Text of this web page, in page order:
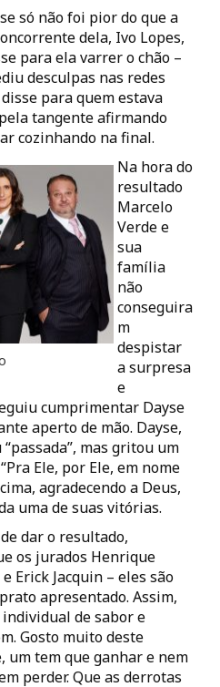
só não foi pior do que a
dela, Ivo Lopes,
para ela varrer o chão –
desculpas nas redes
para quem estava
tangente afirmando
cozinhando na final.
Na hora do
resultado
Marcelo
Verde e
sua
família
não
conseguira
m
despistar
a surpresa
e
cumprimentar Dayse
aperto de mão. Dayse,
mas gritou um
Ele, por Ele, em nome
agradecendo a Deus,
uma de suas vitórias.
dar o resultado,
os jurados Henrique
Erick Jacquin – eles são
apresentado. Assim,
de sabor e
Gosto muito deste
tem que ganhar e nem
perder. Que as derrotas